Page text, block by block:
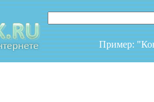
Пример: